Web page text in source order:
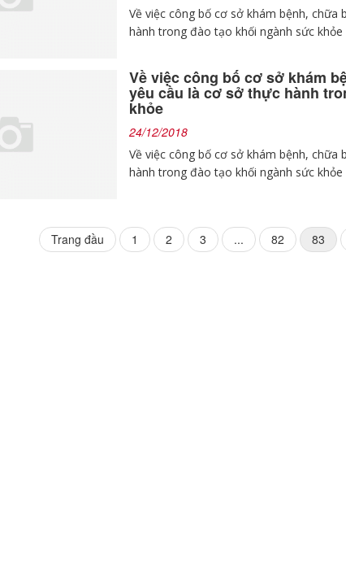
Về việc công bố cơ sở khám bệnh,
hành trong đào tạo khối ngành sức khỏe
Về việc công bố cơ sở khám
yêu cầu là cơ sở thực hành
khỏe
24/12/2018
Về việc công bố cơ sở khám bệnh,
hành trong đào tạo khối ngành sức khỏe
Trang đầuFirst 1 2 3 ... 82 83